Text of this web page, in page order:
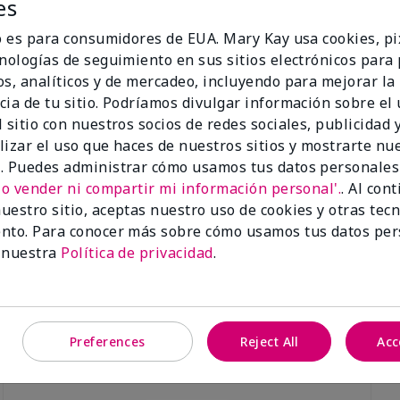
3D Foundation
rosados fríos)
Skinvigorate™ Duo Facial
especial†
es para consumidores de EUA. Mary Kay usa cookies,
de seguimiento en sus sitios electrónicos para
analíticos y de mercadeo, incluyendo para mejorar la
de tu sitio. Podríamos divulgar información sobre el
sitio con nuestros socios de redes sociales, publicidad
el uso que haces de nuestros sitios y mostrarte
Puedes administrar cómo usamos tus datos
vender ni compartir mi información personal'.. Al
sitio, aceptas nuestro uso de cookies y otras
Para conocer más sobre cómo usamos tus datos
Política de privacidad.
Preferences Reject All